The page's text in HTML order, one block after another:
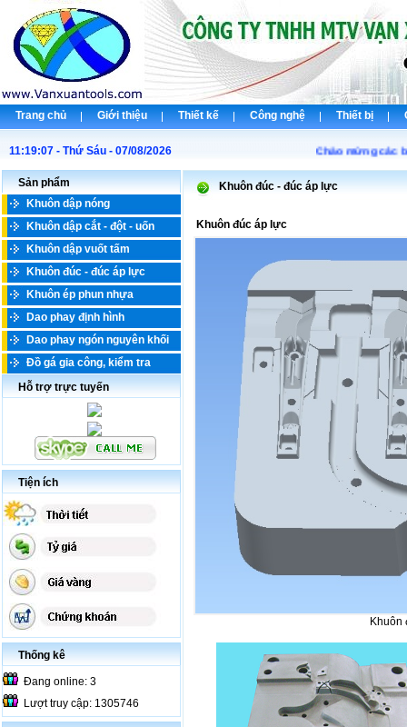
Trang chủ Giới thiệu Thiết kế Công nghệ Thiết bị
11:19:07 - Thứ Sáu - 07/08/2026 Chào mừng các
Sản phẩm
Khuôn dập nóng
Khuôn dập cắt - đột - uốn
Khuôn dập vuốt tấm
Khuôn đúc - đúc áp lực
Khuôn ép phun nhựa
Dao phay định hình
Dao phay ngón nguyên khối
Đồ gá gia công, kiểm tra
Hỗ trợ trực tuyến
Tiện ích
Thống kê
Đang online: 3
Lượt truy cập: 1305746
Khuôn đúc - đúc áp lực
Khuôn đúc áp lực
Khuôn